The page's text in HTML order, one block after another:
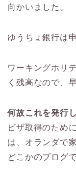
向かいました。
ゆうちょ銀行は
ワーキングホリ
く残高なので、
何故これを発行
ビザ取得のため
は、オランダで
どこかのブログ